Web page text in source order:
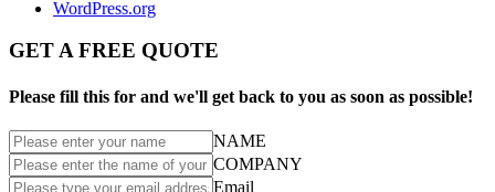
WordPress.org
GET A FREE QUOTE
Please fill this for and we'll get back to you as soon as possible!
NAME
COMPANY
Email